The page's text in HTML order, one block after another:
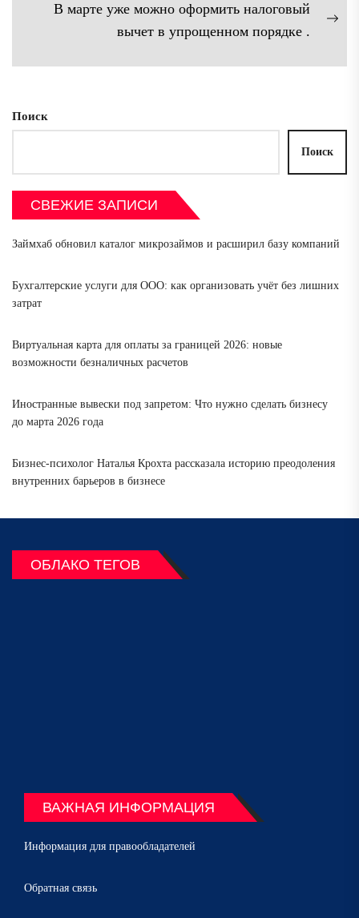
записям
запись:В марте уже можно оформить налоговый
вычет в упрощенном порядке .
Поиск
Поиск
СВЕЖИЕ ЗАПИСИ
Займхаб обновил каталог микрозаймов и расширил базу компаний
Бухгалтерские услуги для ООО: как организовать учёт без лишних
затрат
Виртуальная карта для оплаты за границей 2026: новые
возможности безналичных расчетов
Иностранные вывески под запретом: Что нужно сделать бизнесу
до марта 2026 года
Бизнес-психолог Наталья Крохта рассказала историю преодоления
внутренних барьеров в бизнесе
ОБЛАКО ТЕГОВ
ВАЖНАЯ ИНФОРМАЦИЯ
Информация для правообладателей
Обратная связь